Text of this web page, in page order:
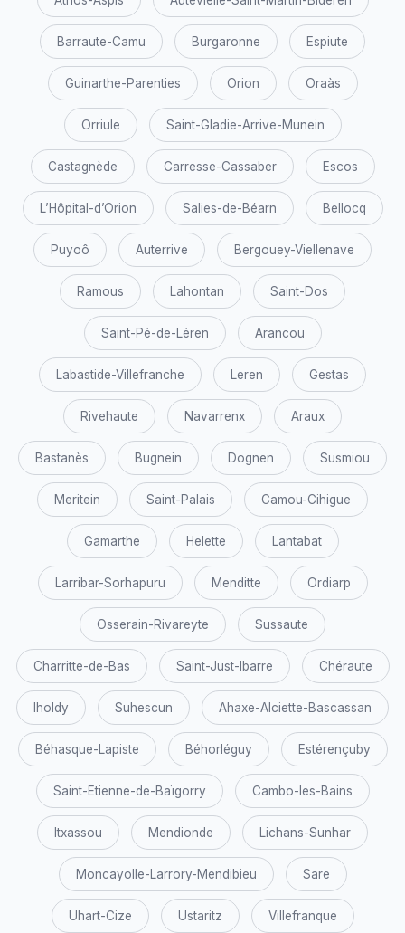
Barraute-Camu Burgaronne Espiute
Guinarthe-Parenties Orion Oraàs
Orriule Saint-Gladie-Arrive-Munein
Castagnède Carresse-Cassaber Escos
L’Hôpital-d’Orion Salies-de-Béarn Bellocq
Puyoô Auterrive Bergouey-Viellenave
Ramous Lahontan Saint-Dos
Saint-Pé-de-Léren Arancou
Labastide-Villefranche Leren Gestas
Rivehaute Navarrenx Araux
Bastanès Bugnein Dognen Susmiou
Meritein Saint-Palais Camou-Cihigue
Gamarthe Helette Lantabat
Larribar-Sorhapuru Menditte Ordiarp
Osserain-Rivareyte Sussaute
Charritte-de-Bas Saint-Just-Ibarre Chéraute
Iholdy Suhescun Ahaxe-Alciette-Bascassan
Béhasque-Lapiste Béhorléguy Estérençuby
Saint-Etienne-de-Baïgorry Cambo-les-Bains
Itxassou Mendionde Lichans-Sunhar
Moncayolle-Larrory-Mendibieu Sare
Uhart-Cize Ustaritz Villefranque